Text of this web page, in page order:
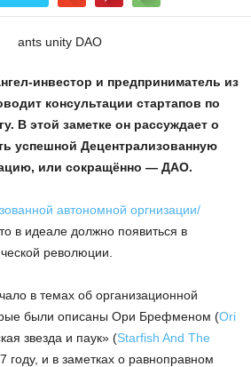
инвестор и предприниматель из
консультации стартапов по
В этой заметке он рассуждает о
успешной Децентрализованную
или сокращённо — ДАО.
автономной оргнизации/
в идеале должно появиться в
революции.
в темах об организационной
были описаны Ори Брефменом (Ori
звезда и паук» (Starfish And The
году, и в заметках о равноправном